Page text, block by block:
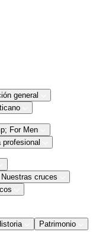
general
For Men
profesional
Nuestras cruces
Patrimonio